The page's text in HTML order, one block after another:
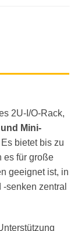
2U-I/O-Rack,
Mini-
bietet bis zu
es für große
geeignet ist, in
senken zentral